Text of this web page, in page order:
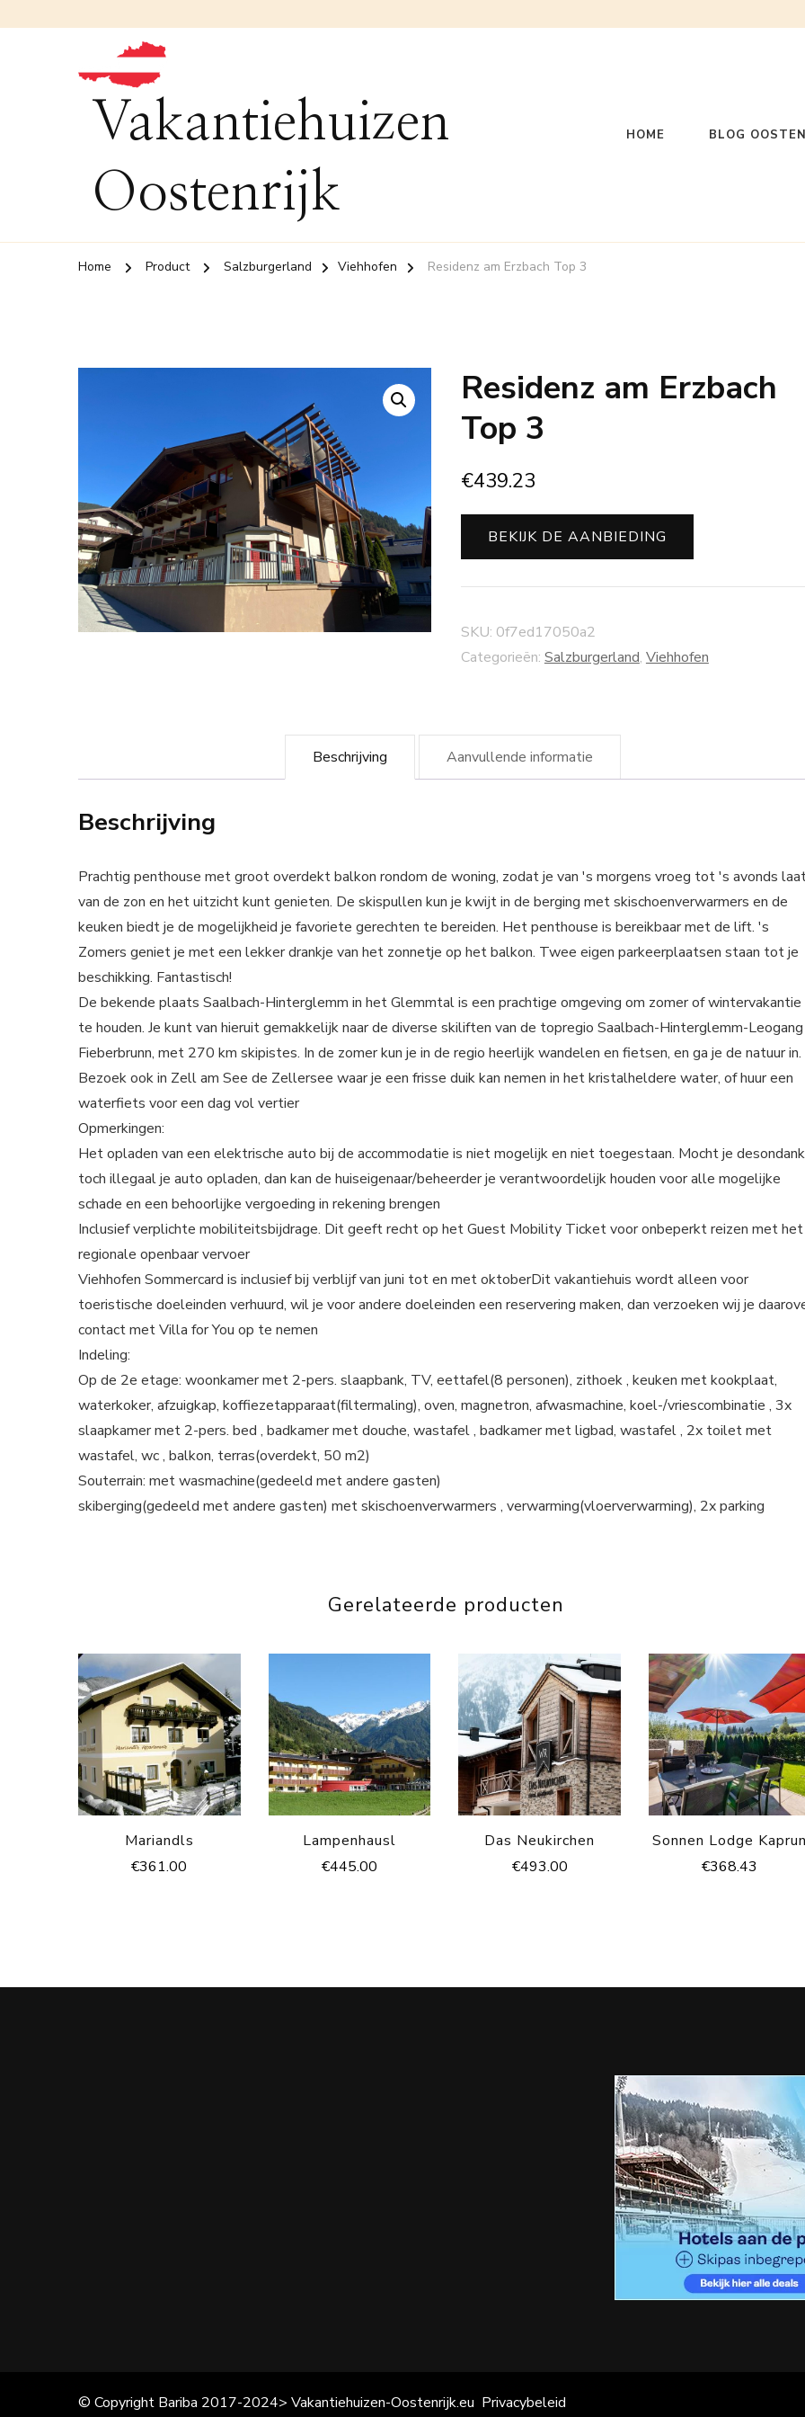
Vakantiehuizen
Oostenrijk
HOME BLOG
Home Product Salzburgerland Viehhofen Residenz am Erzbach Top 3
Residenz am Erzbach
Top 3
€439.23
BEKIJK DE AANBIEDING
SKU: 0f7ed17050a2
Categorieën: Salzburgerland, Viehhofen
Beschrijving Aanvullende informatie
Beschrijving
Prachtig penthouse met groot overdekt balkon rondom de woning, zodat je van 's morgens vroeg tot 's avonds
van de zon en het uitzicht kunt genieten. De skispullen kun je kwijt in de berging met skischoenverwarmers en de
keuken biedt je de mogelijkheid je favoriete gerechten te bereiden. Het penthouse is bereikbaar met de lift. 's
Zomers geniet je met een lekker drankje van het zonnetje op het balkon. Twee eigen parkeerplaatsen staan tot je
beschikking. Fantastisch!
De bekende plaats Saalbach-Hinterglemm in het Glemmtal is een prachtige omgeving om zomer of wintervakantie
te houden. Je kunt van hieruit gemakkelijk naar de diverse skiliften van de topregio Saalbach-Hinterglemm-Leogang
Fieberbrunn, met 270 km skipistes. In de zomer kun je in de regio heerlijk wandelen en fietsen, en ga je de natuur in.
Bezoek ook in Zell am See de Zellersee waar je een frisse duik kan nemen in het kristalheldere water, of huur een
waterfiets voor een dag vol vertier
Opmerkingen:
Het opladen van een elektrische auto bij de accommodatie is niet mogelijk en niet toegestaan. Mocht je
toch illegaal je auto opladen, dan kan de huiseigenaar/beheerder je verantwoordelijk houden voor alle mogelijke
schade en een behoorlijke vergoeding in rekening brengen
Inclusief verplichte mobiliteitsbijdrage. Dit geeft recht op het Guest Mobility Ticket voor onbeperkt reizen met het
regionale openbaar vervoer
Viehhofen Sommercard is inclusief bij verblijf van juni tot en met oktoberDit vakantiehuis wordt alleen voor
toeristische doeleinden verhuurd, wil je voor andere doeleinden een reservering maken, dan verzoeken wij je
contact met Villa for You op te nemen
Indeling:
Op de 2e etage: woonkamer met 2-pers. slaapbank, TV, eettafel(8 personen), zithoek , keuken met kookplaat,
waterkoker, afzuigkap, koffiezetapparaat(filtermaling), oven, magnetron, afwasmachine, koel-/vriescombinatie , 3x
slaapkamer met 2-pers. bed , badkamer met douche, wastafel , badkamer met ligbad, wastafel , 2x toilet met
wastafel, wc , balkon, terras(overdekt, 50 m2)
Souterrain: met wasmachine(gedeeld met andere gasten)
skiberging(gedeeld met andere gasten) met skischoenverwarmers , verwarming(vloerverwarming), 2x parking
Gerelateerde producten
Mariandls
€361.00
Lampenhausl
€445.00
Das Neukirchen
€493.00
Sonnen Lodge
€368.43
© Copyright Bariba 2017-2024> Vakantiehuizen-Oostenrijk.eu Privacybeleid